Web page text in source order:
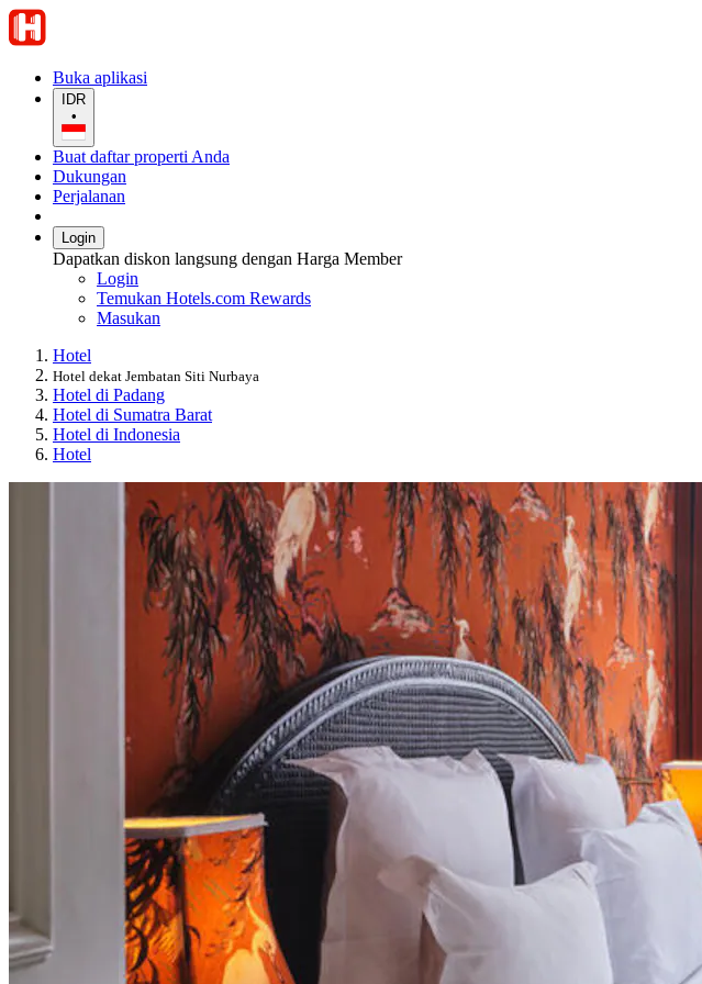
Buka aplikasi
IDR
•
Buat daftar properti Anda
Dukungan
Perjalanan
Login
Dapatkan diskon langsung dengan Harga Member
Login
Temukan Hotels.com Rewards
Masukan
Hotel
Hotel dekat Jembatan Siti Nurbaya
Hotel di Padang
Hotel di Sumatra Barat
Hotel di Indonesia
Hotel